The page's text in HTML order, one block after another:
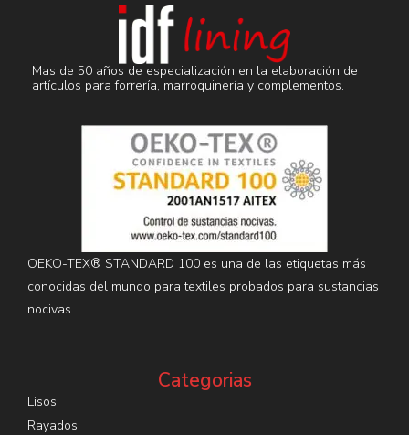
Mas de 50 años de especialización en la elaboración de
artículos para forrería, marroquinería y complementos.
OEKO-TEX® STANDARD 100 es una de las etiquetas más
conocidas del mundo para textiles probados para sustancias
nocivas.
Categorias
Lisos
Rayados